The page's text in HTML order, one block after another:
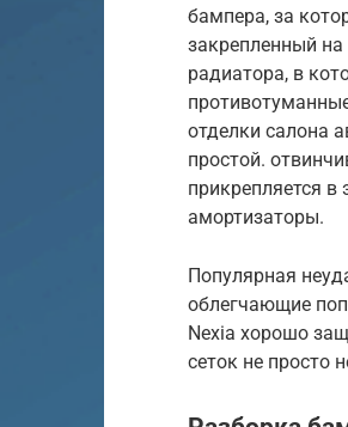
бампера, за
закрепленный на
радиатора, в
отделки салона
простой.
прикрепляется
амортизаторы.
Популярная
облегчающие
Nexia хорошо
сеток не просто